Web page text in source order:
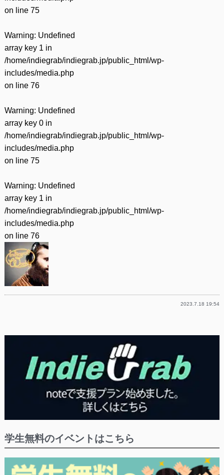
on line 75
Warning: Undefined
array key 1 in
/home/indiegrab/indiegrab.jp/public_html/wp-
includes/media.php
on line 76
Warning: Undefined
array key 0 in
/home/indiegrab/indiegrab.jp/public_html/wp-
includes/media.php
on line 75
Warning: Undefined
array key 1 in
/home/indiegrab/indiegrab.jp/public_html/wp-
includes/media.php
on line 76
2023.7.18 19:54
学生無料のイベントはこちら